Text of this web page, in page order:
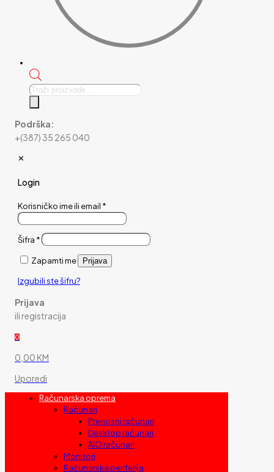
Products
Podrška:
+(387) 35 265 040
✕
Login
Korisničko ime ili email *
Šifra *
Zapamti me Prijava
Izgubili ste šifru?
Prijava
ili registracija
0
0,00 KM
Uporedi
Računarska oprema
Računari
Prenosni računari
Desktop računari
AIO računari
Monitori
Računarska periferija